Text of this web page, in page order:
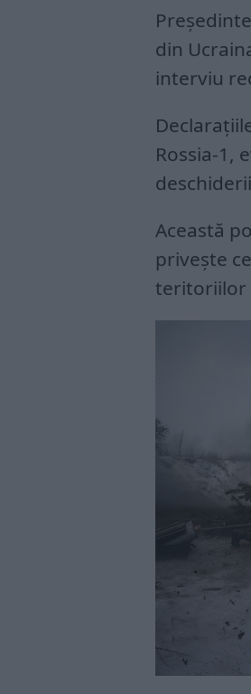
din
interviu
Rossia-1,
Această
privește
teritoriilor